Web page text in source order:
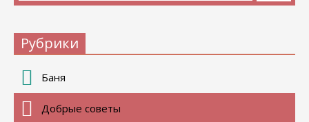
Рубрики
Баня
Добрые советы